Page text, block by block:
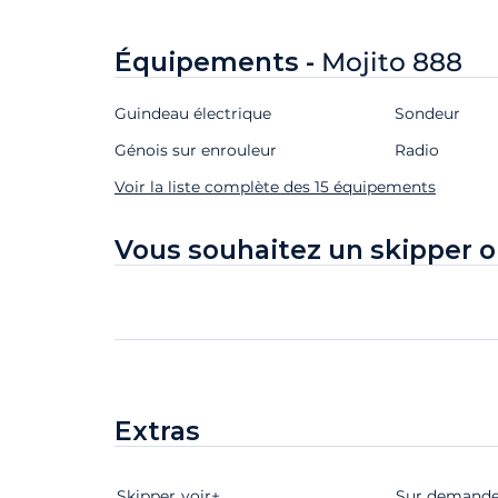
Équipements - Mojito 888
Guindeau électrique
Génois sur enrouleur
Sondeur
Radio
Voir la liste complète des 15 équipements
Vous souhaitez un skipper
Extras